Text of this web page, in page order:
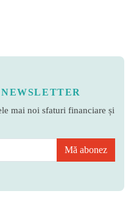
mai noi sfaturi financiare și
Mă abonez